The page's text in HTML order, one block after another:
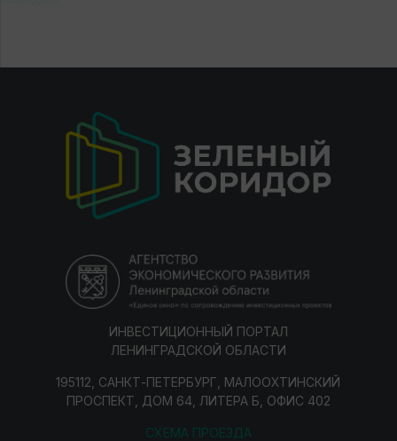
ИНВЕСТИЦИОННЫЙ ПОРТАЛ
ЛЕНИНГРАДСКОЙ ОБЛАСТИ
195112, САНКТ-ПЕТЕРБУРГ, МАЛООХТИНСКИЙ
ПРОСПЕКТ, ДОМ 64, ЛИТЕРА Б, ОФИС 402
СХЕМА ПРОЕЗДА